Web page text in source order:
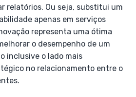
relatórios. Ou seja, substitui um
apenas em serviços
representa uma ótima
o desempenho de um
inclusive o lado mais
no relacionamento entre o